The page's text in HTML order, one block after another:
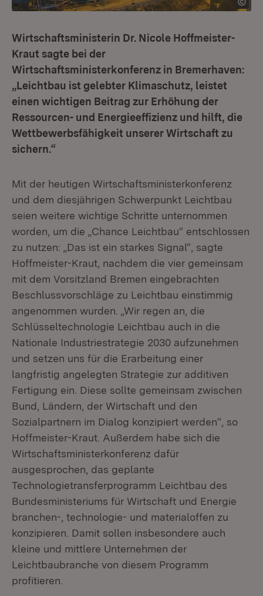
Wirtschaftsministerin Dr. Nicole Hoffmeister-
Kraut sagte bei der
Wirtschaftsministerkonferenz in Bremerhaven:
„Leichtbau ist gelebter Klimaschutz, leistet
einen wichtigen Beitrag zur Erhöhung der
Ressourcen- und Energieeffizienz und hilft, die
Wettbewerbsfähigkeit unserer Wirtschaft zu
sichern.“
Mit der heutigen Wirtschaftsministerkonferenz
und dem diesjährigen Schwerpunkt Leichtbau
seien weitere wichtige Schritte unternommen
worden, um die „Chance Leichtbau“ entschlossen
zu nutzen: „Das ist ein starkes Signal“, sagte
Hoffmeister-Kraut, nachdem die vier gemeinsam
mit dem Vorsitzland Bremen eingebrachten
Beschlussvorschläge zu Leichtbau einstimmig
angenommen wurden. „Wir regen an, die
Schlüsseltechnologie Leichtbau auch in die
Nationale Industriestrategie 2030 aufzunehmen
und setzen uns für die Erarbeitung einer
langfristig angelegten Strategie zur additiven
Fertigung ein. Diese sollte gemeinsam zwischen
Bund, Ländern, der Wirtschaft und den
Sozialpartnern im Dialog konzipiert werden“, so
Hoffmeister-Kraut. Außerdem habe sich die
Wirtschaftsministerkonferenz dafür
ausgesprochen, das geplante
Technologietransferprogramm Leichtbau des
Bundesministeriums für Wirtschaft und Energie
branchen-, technologie- und materialoffen zu
konzipieren. Damit sollen insbesondere auch
kleine und mittlere Unternehmen der
Leichtbaubranche von diesem Programm
profitieren.